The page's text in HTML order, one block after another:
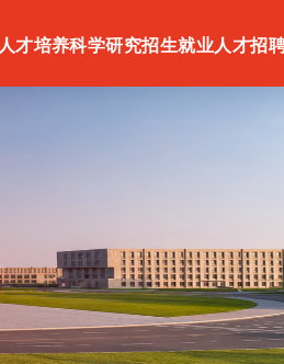
人才培养科学研究招生就业人才招